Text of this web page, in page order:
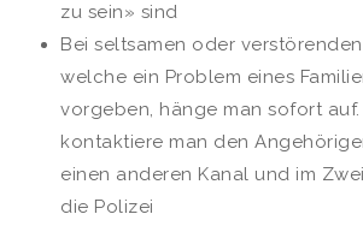
zu sein» sind
Bei seltsamen oder
welche ein Problem eines
vorgeben, hänge man sofort auf.
kontaktiere man den
einen anderen Kanal und im
die Polizei